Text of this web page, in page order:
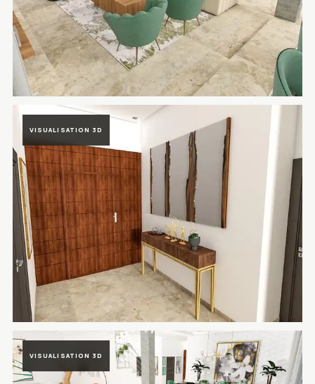
Rendu 3D du projet Villa Prestigia Marrakech à Marrakech, Maroc
VISUALISATION 3D
Rendu 3D du projet Villa Prestigia Marrakech à Marrakech, Maroc —
VISUALISATION 3D